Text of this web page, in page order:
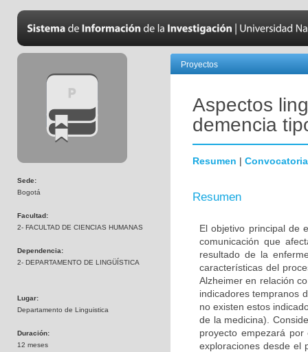
Sede:
Bogotá
Facultad:
2- FACULTAD DE CIENCIAS HUMANAS
Dependencia:
2- DEPARTAMENTO DE LINGÜÍSTICA
Lugar:
Departamento de Linguistica
Duración:
12 meses
Proyectos
Aspectos
demencia
Resumen | Convocatoria
Resumen
El objetivo principal de
comunicación que
resultado de la
características del
Alzheimer en relación
indicadores tempranos
no existen estos
de la medicina).
proyecto empezará
exploraciones desde el